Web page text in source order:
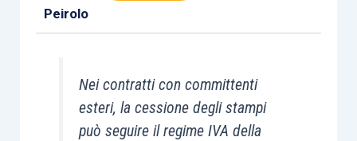
Peirolo
Nei contratti con committenti
esteri, la cessione degli stampi
può seguire il regime IVA della